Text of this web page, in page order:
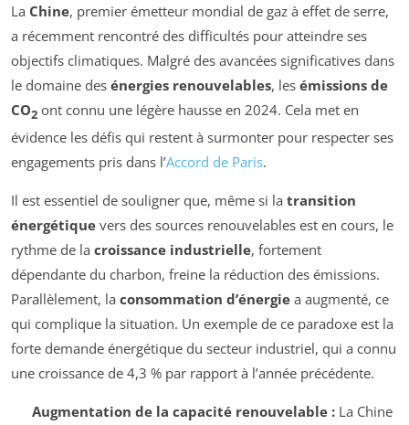
La Chine, premier émetteur mondial de gaz à effet de serre,
a récemment rencontré des difficultés pour atteindre ses
objectifs climatiques. Malgré des avancées significatives dans
le domaine des énergies renouvelables, les émissions de
CO2 ont connu une légère hausse en 2024. Cela met en
évidence les défis qui restent à surmonter pour respecter ses
engagements pris dans l’Accord de Paris.
Il est essentiel de souligner que, même si la transition
énergétique vers des sources renouvelables est en cours, le
rythme de la croissance industrielle, fortement
dépendante du charbon, freine la réduction des émissions.
Parallèlement, la consommation d’énergie a augmenté, ce
qui complique la situation. Un exemple de ce paradoxe est la
forte demande énergétique du secteur industriel, qui a connu
une croissance de 4,3 % par rapport à l’année précédente.
Augmentation de la capacité renouvelable :La Chine